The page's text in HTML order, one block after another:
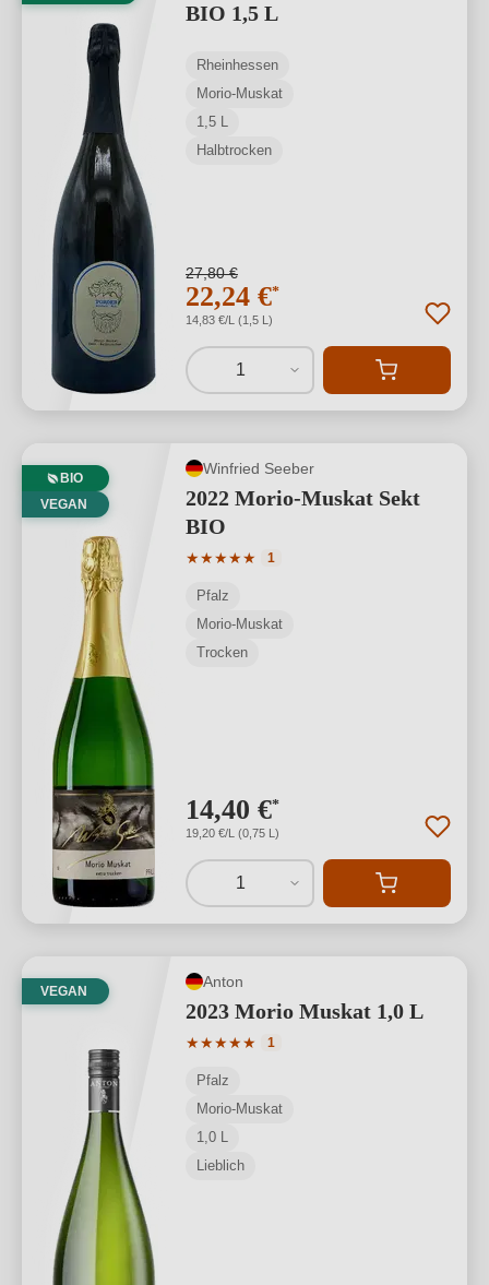
BIO 1,5 L
Rheinhessen
Morio-Muskat
1,5 L
Halbtrocken
27,80 €
22,24 €*
14,83 €/L (1,5 L)
1
BIO
VEGAN
Winfried Seeber
2022 Morio-Muskat Sekt
BIO
★★★★★
Durchschnittliche Bewertung von 5
1
Pfalz
Morio-Muskat
Trocken
14,40 €*
19,20 €/L (0,75 L)
1
VEGAN
Anton
2023 Morio Muskat 1,0 L
★★★★★
Durchschnittliche Bewertung von 5
1
Pfalz
Morio-Muskat
1,0 L
Lieblich